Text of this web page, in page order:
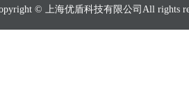
© 上海优盾科技有限公司All rights